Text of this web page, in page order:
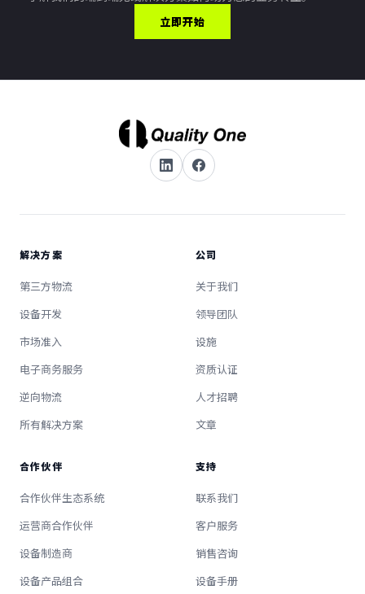
立即开始
解决方案
第三方物流
设备开发
市场准入
电子商务服务
逆向物流
所有解决方案
公司
关于我们
领导团队
设施
资质认证
人才招聘
文章
合作伙伴
合作伙伴生态系统
运营商合作伙伴
设备制造商
设备产品组合
支持
联系我们
客户服务
销售咨询
设备手册